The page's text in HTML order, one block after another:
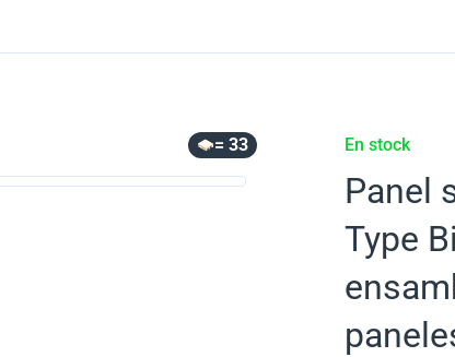
= 33 En stock
Panel
Type